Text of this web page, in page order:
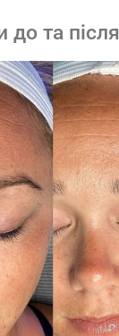
до та після